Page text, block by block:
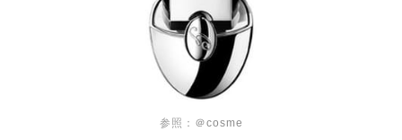
参照： ＠cosme